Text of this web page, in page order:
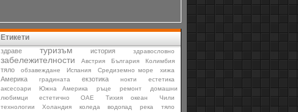
Етикети
здраве туризъм история здравословно
забележителности Австрия България Колимбия
тяло обзавеждане Испания Средиземно море хижа
Америка градината екзотика нокти
естетика
аксесоари
Южна Америка ръце ремонт
домашни
любимци
естетично ОАЕ Тихия океан
Чили
технологии
Холандия коледа водопад река
тяло